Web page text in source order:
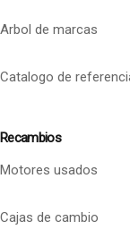
Arbol de marcas
Catalogo de
Recambios
Motores usados
Cajas de cambio